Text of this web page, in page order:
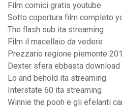
Film comici gratis youtube
Sotto copertura film completo
The flash sub ita streaming
Film il macellaio da vedere
Prezzario regione piemonte
Dexter sfera ebbasta download
Lo and behold ita streaming
Interstate 60 ita streaming
Winnie the pooh e gli efelanti